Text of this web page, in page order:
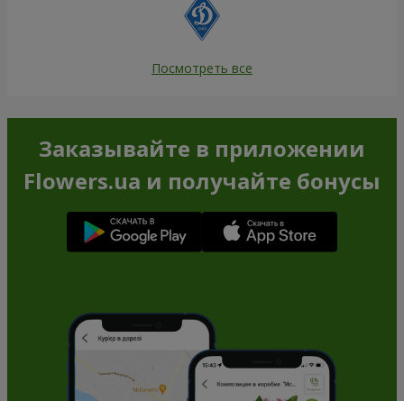
Посмотреть все
Заказывайте в приложении
Flowers.ua и получайте бонусы